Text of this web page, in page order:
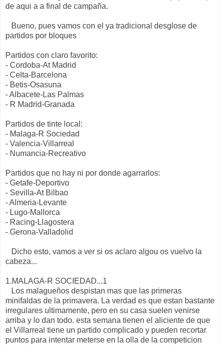
de aqui a a final de campaña.
Bueno, pues vamos con el ya tradicional desglose de
partidos por bloques
Partidos con claro favorito:
- Cordoba-At Madrid
- Celta-Barcelona
- Betis-Osasuna
- Albacete-Las Palmas
- R Madrid-Granada
Partidos de tinte local:
- Malaga-R Sociedad
- Valencia-Villarreal
- Numancia-Recreativo
Partidos que no hay ni por donde agarrarlos:
- Getafe-Deportivo
- Sevilla-At Bilbao
- Almeria-Levante
- Lugo-Mallorca
- Racing-Llagostera
- Gerona-Valladolid
Dicho esto, vamos a ver si os aclaro algou os vuelvo la
cabeza...
1.MALAGA-R SOCIEDAD...1
Los malagueños despistan mas que las primeras
minifaldas de la primavera. La verdad es que estan bastante
irregulares ultimamente, pero en su casa suelen venirse
arriba y lo dan todo. esta semana tienen el aliciente de que
el Villarreal tiene un partido complicado y pueden recortar
puntos para intentar meterse en la olla de la competicion